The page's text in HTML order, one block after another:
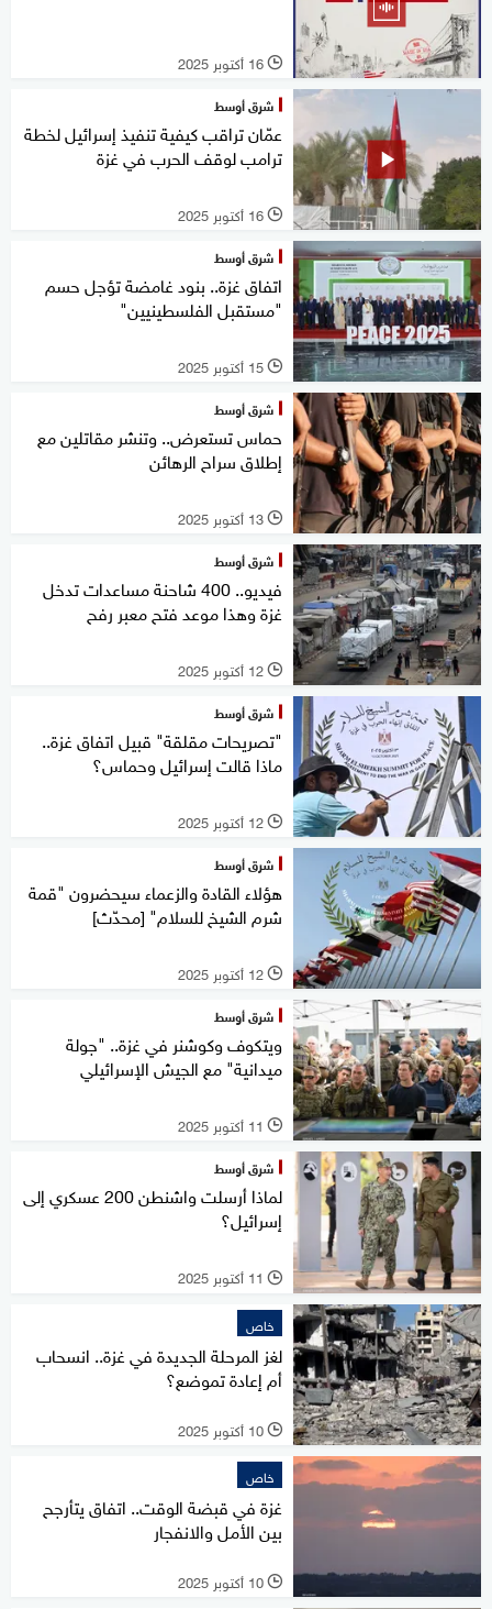
l 16 أكتوبر 2025
شرق أوسط
عمّان تراقب كيفية تنفيذ إسرائيل لخطة
ترامب لوقف الحرب في غزة
l 16 أكتوبر 2025
شرق أوسط
اتفاق غزة.. بنود غامضة تؤجل حسم
"مستقبل الفلسطينيين"
l 15 أكتوبر 2025
شرق أوسط
حماس تستعرض.. وتنشر مقاتلين مع
إطلاق سراح الرهائن
l 13 أكتوبر 2025
شرق أوسط
فيديو.. 400 شاحنة مساعدات تدخل
غزة وهذا موعد فتح معبر رفح
l 12 أكتوبر 2025
شرق أوسط
"تصريحات مقلقة" قبيل اتفاق غزة..
ماذا قالت إسرائيل وحماس؟
l 12 أكتوبر 2025
شرق أوسط
هؤلاء القادة والزعماء سيحضرون "قمة
شرم الشيخ للسلام" [محدّث]
l 12 أكتوبر 2025
شرق أوسط
ويتكوف وكوشنر في غزة.. "جولة
ميدانية" مع الجيش الإسرائيلي
l 11 أكتوبر 2025
شرق أوسط
لماذا أرسلت واشنطن 200 عسكري إلى
إسرائيل؟
l 11 أكتوبر 2025
خاص
لغز المرحلة الجديدة في غزة.. انسحاب
أم إعادة تموضع؟
l 10 أكتوبر 2025
خاص
غزة في قبضة الوقت.. اتفاق يتأرجح
بين الأمل والانفجار
l 10 أكتوبر 2025